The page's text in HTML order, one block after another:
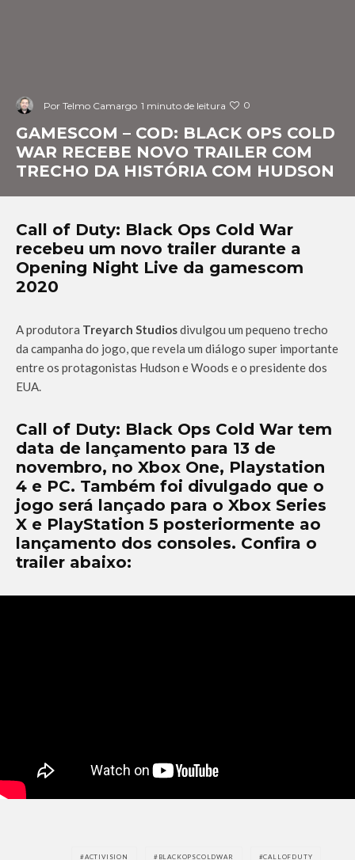
Por Telmo Camargo 1 minuto de leitura 0
GAMESCOM – COD: BLACK OPS COLD
WAR RECEBE NOVO TRAILER COM
TRECHO DA HISTÓRIA COM HUDSON
Call of Duty: Black Ops Cold War
recebeu um novo trailer durante a
Opening Night Live da gamescom
2020
A produtora Treyarch Studiosdivulgou um pequeno trecho
da campanha do jogo, que revela um diálogo super importante
entre os protagonistas Hudson e Woods e o presidente dos
EUA.
Call of Duty: Black Ops Cold War tem
data de lançamento para 13 de
novembro, no Xbox One, Playstation
4 e PC. Também foi divulgado que o
jogo será lançado para o Xbox Series
X e PlayStation 5 posteriormente ao
lançamento dos consoles. Confira o
trailer abaixo:
ACTIVISION BLACKOPSCOLDWAR CALLOFDUTY